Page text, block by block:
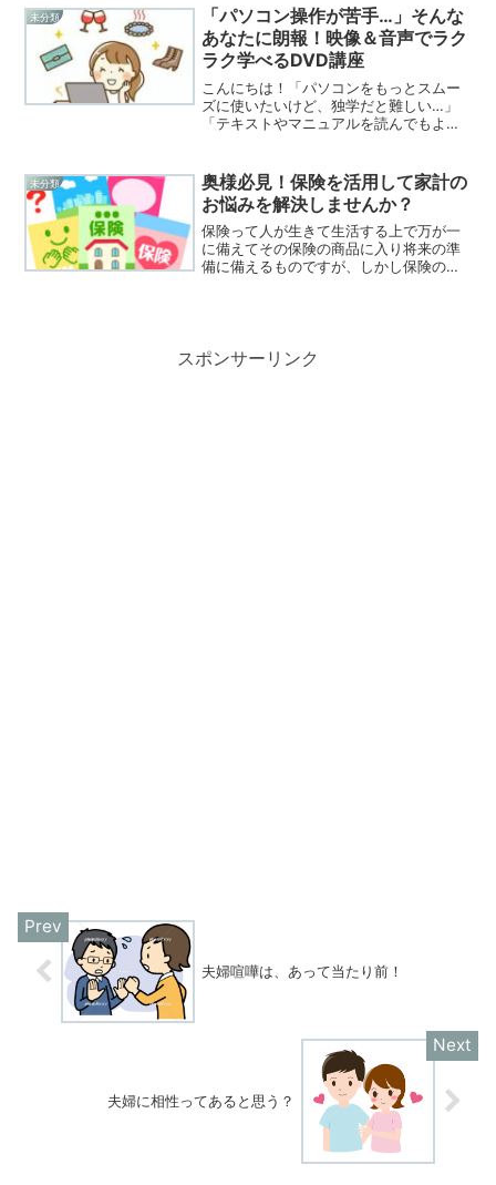
辺） アクセス：浅草駅から徒歩10分 おす
す...
未分類
「パソコン操作が苦手…」そんな
あなたに朗報！映像＆音声でラク
ラク学べるDVD講座
こんにちは！「パソコンをもっとスムー
ズに使いたいけど、独学だと難しい…」
「テキストやマニュアルを読んでもよく
が、今回ご紹介する 「動画で分かる！ワ
ード・エクセル」 です...
未分類
奥様必見！保険を活用して家計の
お悩みを解決しませんか？
保険って人が生きて生活する上で万が一
に備えてその保険の商品に入り将来の準
備に備えるものですが、しかし保険の掛
スポンサーリンク
夫婦喧嘩は、あって当たり前！
夫婦に相性ってあると思う？